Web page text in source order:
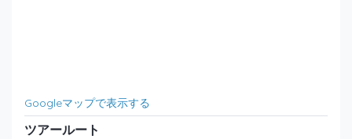
Googleマップで表示する
ツアールート